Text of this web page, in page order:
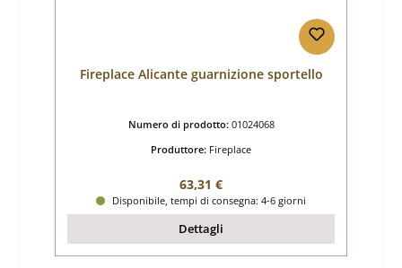
Fireplace Alicante guarnizione sportello
Numero di prodotto: 01024068
Produttore: Fireplace
Prezzo normale:
63,31 €
Disponibile, tempi di consegna: 4-6 giorni
Dettagli